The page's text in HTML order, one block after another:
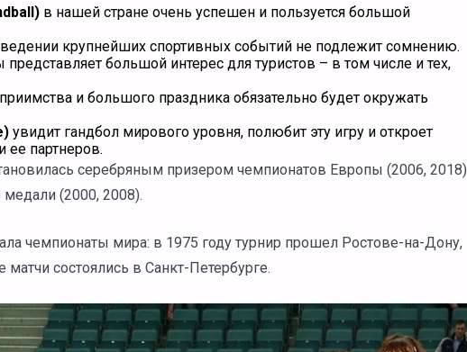
в нашей стране очень успешен и пользуется большой
крупнейших спортивных событий не подлежит сомнению.
большой интерес для туристов – в том числе и тех,
и большого праздника обязательно будет окружать
увидит гандбол мирового уровня, полюбит эту игру и откроет
партнеров.
серебряным призером чемпионатов Европы (2006, 2018)
(2000, 2008).
чемпионаты мира: в 1975 году турнир прошел Ростове-на-Дону,
состоялись в Санкт-Петербурге.